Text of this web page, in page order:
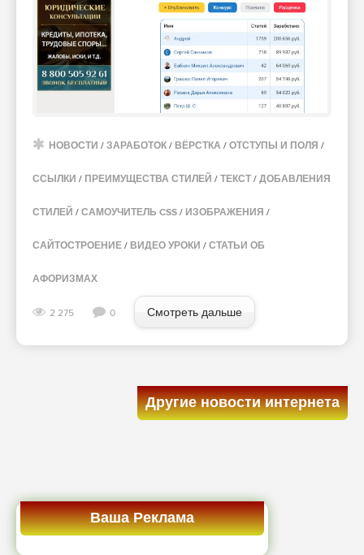
НОВОСТИ / ЗАРАБОТОК / ВЁРСТКА / ОТСТУПЫ И ПОЛЯ /
ССЫЛКИ / ПРЕИМУЩЕСТВА СТИЛЕЙ / ТЕКСТ / ДОБАВЛЕНИЯ
СТИЛЕЙ / САМОУЧИТЕЛЬ CSS / ИЗОБРАЖЕНИЯ /
САЙТОСТРОЕНИЕ / ВИДЕО УРОКИ / СТАТЬИ ОБ
АФОРИЗМАХ
2 275 0 Смотреть дальше
Другие новости интернета
Ваша Реклама